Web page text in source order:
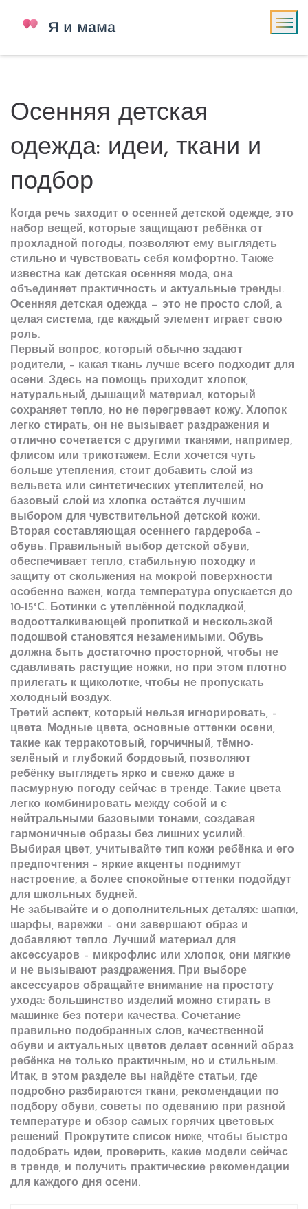
Осенняя детская
одежда: идеи, ткани и
подбор
Когда речь заходит о осенней детской одежде, это
набор вещей, которые защищают ребёнка от
прохладной погоды, позволяют ему выглядеть
стильно и чувствовать себя комфортно. Также
известна как детская осенняя мода, она
объединяет практичность и актуальные тренды.
Осенняя детская одежда — это не просто слой, а
целая система, где каждый элемент играет свою
роль.
Первый вопрос, который обычно задают
родители, – какая ткань лучше всего подходит для
осени. Здесь на помощь приходит хлопок,
натуральный, дышащий материал, который
сохраняет тепло, но не перегревает кожу. Хлопок
легко стирать, он не вызывает раздражения и
отлично сочетается с другими тканями, например,
флисом или трикотажем. Если хочется чуть
больше утепления, стоит добавить слой из
вельвета или синтетических утеплителей, но
базовый слой из хлопка остаётся лучшим
выбором для чувствительной детской кожи.
Вторая составляющая осеннего гардероба –
обувь. Правильный выбор детской обуви,
обеспечивает тепло, стабильную походку и
защиту от скольжения на мокрой поверхности
особенно важен, когда температура опускается до
10‑15°C. Ботинки с утеплённой подкладкой,
водоотталкивающей пропиткой и нескользкой
подошвой становятся незаменимыми. Обувь
должна быть достаточно просторной, чтобы не
сдавливать растущие ножки, но при этом плотно
прилегать к щиколотке, чтобы не пропускать
холодный воздух.
Третий аспект, который нельзя игнорировать, –
цвета. Модные цвета, основные оттенки осени,
такие как терракотовый, горчичный, тёмно-
зелёный и глубокий бордовый, позволяют
ребёнку выглядеть ярко и свежо даже в
пасмурную погоду сейчас в тренде. Такие цвета
легко комбинировать между собой и с
нейтральными базовыми тонами, создавая
гармоничные образы без лишних усилий.
Выбирая цвет, учитывайте тип кожи ребёнка и его
предпочтения – яркие акценты поднимут
настроение, а более спокойные оттенки подойдут
для школьных будней.
Не забывайте и о дополнительных деталях: шапки,
шарфы, варежки – они завершают образ и
добавляют тепло. Лучший материал для
аксессуаров – микрофлис или хлопок, они мягкие
и не вызывают раздражения. При выборе
аксессуаров обращайте внимание на простоту
ухода: большинство изделий можно стирать в
машинке без потери качества. Сочетание
правильно подобранных сло­в, качественной
обуви и актуальных цветов делает осенний образ
ребёнка не только практичным, но и стильным.
Итак, в этом разделе вы найдёте статьи, где
подробно разбираются ткани, рекомендации по
подбору обуви, советы по одеванию при разной
температуре и обзор самых горячих цветовых
решений. Прокрутите список ниже, чтобы быстро
подобрать идеи, проверить, какие модели сейчас
в тренде, и получить практические рекомендации
для каждого дня осени.